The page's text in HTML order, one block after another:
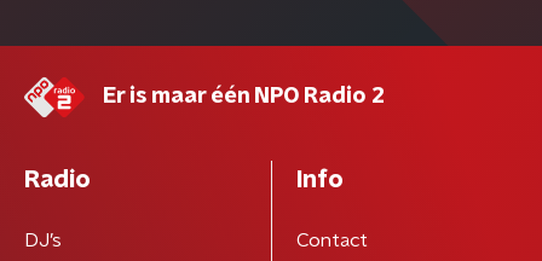
Er is maar één NPO Radio 2
Radio
DJ’s
Info
Contact